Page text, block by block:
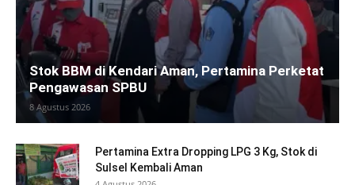
Stok BBM di Kendari Aman, Pertamina Perketat
Pengawasan SPBU
8 Agustus 2026
Pertamina Extra Dropping LPG 3 Kg, Stok di
Sulsel Kembali Aman